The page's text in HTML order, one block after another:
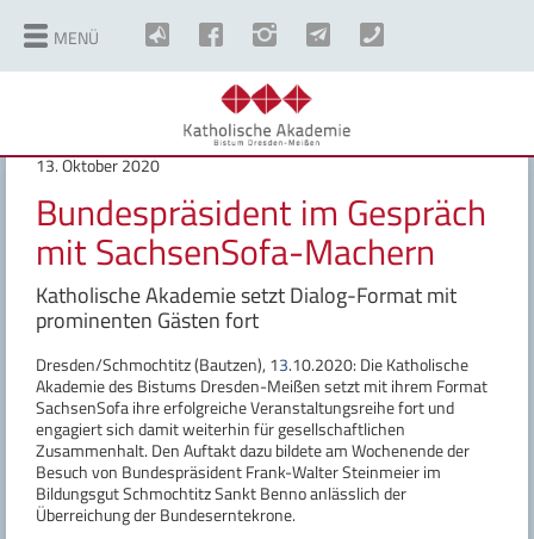
MENÜ
13. Oktober 2020
Bundespräsident im Gespräch
mit SachsenSofa-Machern
Katholische Akademie setzt Dialog-Format mit
prominenten Gästen fort
Dresden/Schmochtitz (Bautzen), 13.10.2020: Die Katholische
Akademie des Bistums Dresden-Meißen setzt mit ihrem Format
SachsenSofa ihre erfolgreiche Veranstaltungsreihe fort und
engagiert sich damit weiterhin für gesellschaftlichen
Zusammenhalt. Den Auftakt dazu bildete am Wochenende der
Besuch von Bundespräsident Frank-Walter Steinmeier im
Bildungsgut Schmochtitz Sankt Benno anlässlich der
Überreichung der Bundeserntekrone.